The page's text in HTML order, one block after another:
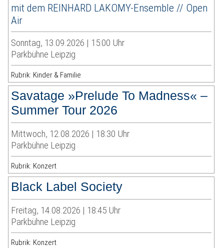
mit dem REINHARD LAKOMY-Ensemble // Open
Air
Sonntag, 13.09.2026 | 15:00 Uhr
Parkbühne Leipzig
Rubrik: Kinder & Familie
Savatage »Prelude To Madness« –
Summer Tour 2026
Mittwoch, 12.08.2026 | 18:30 Uhr
Parkbühne Leipzig
Rubrik: Konzert
Black Label Society
Freitag, 14.08.2026 | 18:45 Uhr
Parkbühne Leipzig
Rubrik: Konzert